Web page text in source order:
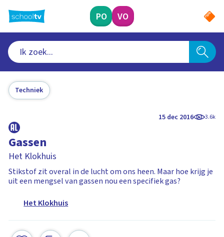
naar
hoofdinhoud
PO VO
Techniek
15 dec 2016 3.6k
Gassen
Het Klokhuis
Stikstof zit overal in de lucht om ons heen. Maar hoe krijg je
uit een mengsel van gassen nou een specifiek gas?
Het Klokhuis